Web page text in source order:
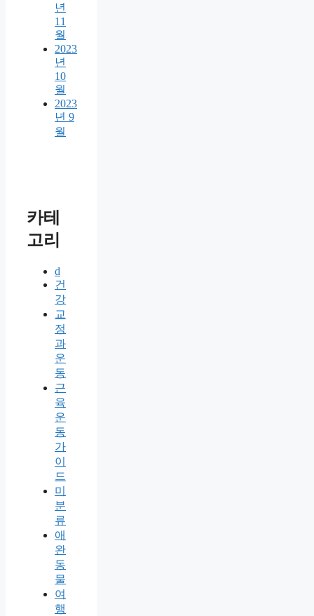
년
11
월
2023
년
10
월
2023
년 9
월
카테
고리
d
건
강
교
정
과
운
동
근
육
운
동
가
이
드
미
분
류
애
완
동
물
여
행